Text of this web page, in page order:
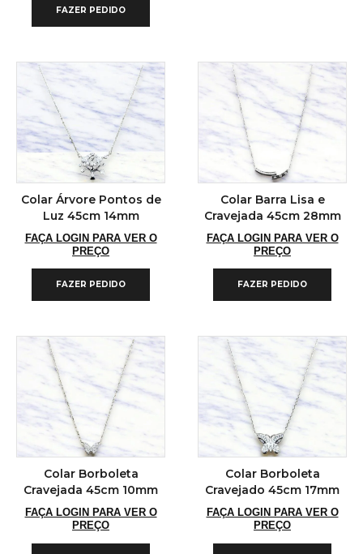
FAZER PEDIDO
Colar Árvore Pontos de
Luz 45cm 14mm
FAÇA LOGIN PARA VER O
PREÇO
FAZER PEDIDO
Colar Barra Lisa e
Cravejada 45cm 28mm
FAÇA LOGIN PARA VER O
PREÇO
FAZER PEDIDO
Colar Borboleta
Cravejada 45cm 10mm
FAÇA LOGIN PARA VER O
PREÇO
Colar Borboleta
Cravejado 45cm 17mm
FAÇA LOGIN PARA VER O
PREÇO